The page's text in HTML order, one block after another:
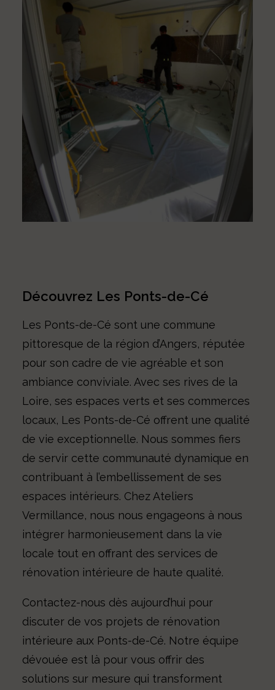
Découvrez Les Ponts-de-Cé
Les Ponts-de-Cé sont une commune
pittoresque de la région d’Angers, réputée
pour son cadre de vie agréable et son
ambiance conviviale. Avec ses rives de la
Loire, ses espaces verts et ses commerces
locaux, Les Ponts-de-Cé offrent une qualité
de vie exceptionnelle. Nous sommes fiers
de servir cette communauté dynamique en
contribuant à l’embellissement de ses
espaces intérieurs. Chez Ateliers
Vermillance, nous nous engageons à nous
intégrer harmonieusement dans la vie
locale tout en offrant des services de
rénovation intérieure de haute qualité.
Contactez-nous dès aujourd’hui pour
discuter de vos projets de rénovation
intérieure aux Ponts-de-Cé. Notre équipe
dévouée est là pour vous offrir des
solutions sur mesure qui transforment